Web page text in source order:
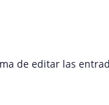
de editar las